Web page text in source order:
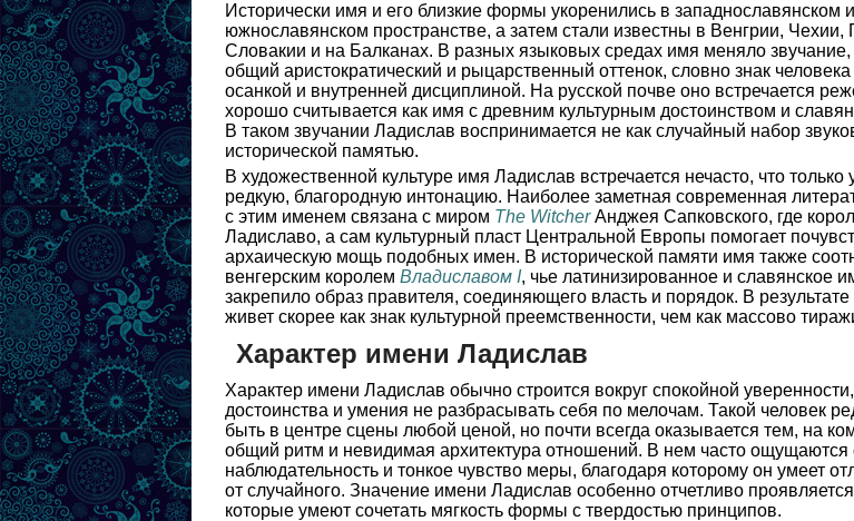
Исторически имя и его близкие формы укоренились в западнославянском и
южнославянском пространстве, а затем стали известны в Венгрии,
Словакии и на Балканах. В разных языковых средах имя меняло
общий аристократический и рыцарственный оттенок, словно знак человека
осанкой и внутренней дисциплиной. На русской почве оно встречается
хорошо считывается как имя с древним культурным достоинством и
В таком звучании Ладислав воспринимается не как случайный набор
исторической памятью.
В художественной культуре имя Ладислав встречается нечасто, что только
редкую, благородную интонацию. Наиболее заметная современная
с этим именем связана с миром The WitcherАнджея Сапковского, где
Ладиславо, а сам культурный пласт Центральной Европы помогает
архаическую мощь подобных имен. В исторической памяти имя также
венгерским королем Владиславом I, чье латинизированное и славянское
закрепило образ правителя, соединяющего власть и порядок. В
живет скорее как знак культурной преемственности, чем как массово
Характер имени Ладислав
Характер имени Ладислав обычно строится вокруг спокойной
достоинства и умения не разбрасывать себя по мелочам. Такой человек
быть в центре сцены любой ценой, но почти всегда оказывается тем, на
общий ритм и невидимая архитектура отношений. В нем часто ощущаются
наблюдательность и тонкое чувство меры, благодаря которому он умеет
от случайного. Значение имени Ладислав особенно отчетливо
которые умеют сочетать мягкость формы с твердостью принципов.